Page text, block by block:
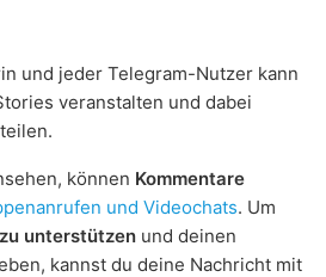
und jeder Telegram-Nutzer kann
veranstalten und dabei
teilen.
können Kommentare
und Videochats. Um
unterstützen und deinen
kannst du deine Nachricht mit